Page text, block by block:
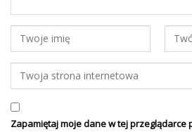
Zapamiętaj moje dane w tej przeglądarce